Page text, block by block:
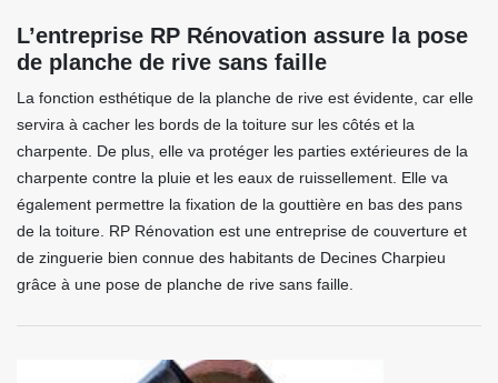
L’entreprise RP Rénovation assure la pose
de planche de rive sans faille
La fonction esthétique de la planche de rive est évidente, car elle
servira à cacher les bords de la toiture sur les côtés et la
charpente. De plus, elle va protéger les parties extérieures de la
charpente contre la pluie et les eaux de ruissellement. Elle va
également permettre la fixation de la gouttière en bas des pans
de la toiture. RP Rénovation est une entreprise de couverture et
de zinguerie bien connue des habitants de Decines Charpieu
grâce à une pose de planche de rive sans faille.